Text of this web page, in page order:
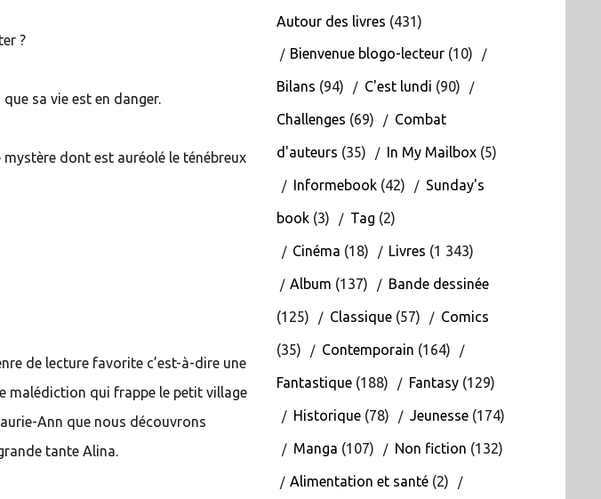
?
sa vie est en danger.
dont est auréolé le ténébreux
de lecture favorite c’est-à-dire une
malédiction qui frappe le petit village
Ann que nous découvrons
tante Alina.
Autour des livres (431)
Bienvenue blogo-lecteur(10)
Bilans (94) C'est lundi (90)
Challenges (69) Combat
d'auteurs (35) In My Mailbox(5)
Informebook(42) Sunday's
book(3) Tag (2)
Cinéma (18) Livres (1 343)
Album (137) Bande dessinée
(125) Classique(57) Comics
(35) Contemporain (164)
Fantastique(188) Fantasy(129)
Historique(78) Jeunesse(174)
Manga (107) Non fiction (132)
Alimentation et santé(2)